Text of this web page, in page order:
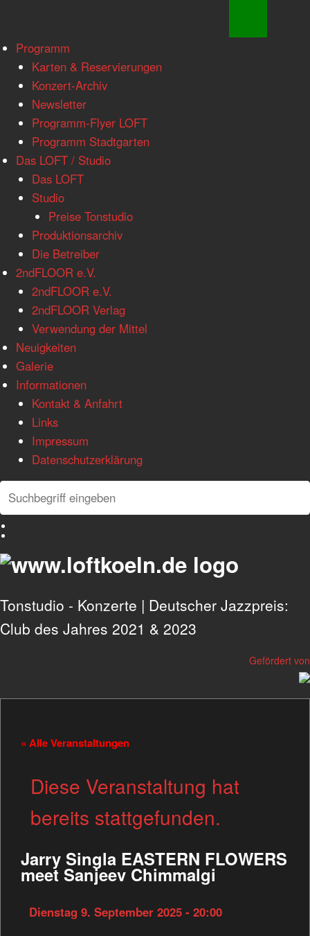
www.loftkoeln.de
navigation
Skip
content
Programm
Karten & Reservierungen
Konzert-Archiv
Newsletter
Programm-Flyer LOFT
Programm Stadtgarten
Das LOFT / Studio
Das LOFT
Studio
Preise Tonstudio
Produktionsarchiv
Die Betreiber
2ndFLOOR e.V.
2ndFLOOR e.V.
2ndFLOOR Verlag
Verwendung der Mittel
Neuigkeiten
Galerie
Informationen
Kontakt & Anfahrt
Links
Impressum
Datenschutzerklärung
Search
Search
Tonstudio - Konzerte | Deutscher Jazzpreis:
Club des Jahres 2021 & 2023
Gefördert von
« Alle Veranstaltungen
Diese Veranstaltung hat
bereits stattgefunden.
Jarry Singla EASTERN FLOWERS
meet Sanjeev Chimmalgi
Dienstag 9. September 2025 - 20:00